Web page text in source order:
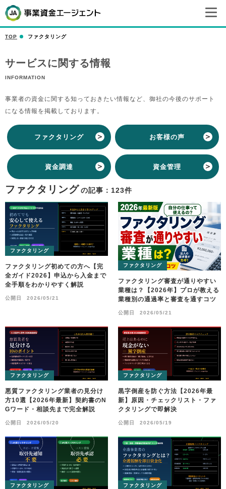
TOP ファクタリング
サービスに関する情報
INFORMATION
事業者の資金に関する知っておきたい情報など、御社の今後のサポート
になる情報を掲載しております。
ファクタリング お客様の声
資金調達 資金管理
ファクタリングの記事：123件
ファクタリング
ファクタリング初めての方へ【完
全ガイド2026】申込から入金まで
全手順をわかりやすく解説
公開日 2026/05/21
ファクタリング
ファクタリング審査が通りやすい
業種は？【2026年】プロが教える
業種別の通過率と審査を通すコツ
公開日 2026/05/21
ファクタリング
悪質ファクタリング業者の見分け
方10選【2026年最新】契約書のN
Gワード・相談先まで完全解説
公開日 2026/05/20
ファクタリング
黒字倒産を防ぐ方法【2026年最
新】原因・チェックリスト・ファ
クタリングで即解決
公開日 2026/05/19
ファクタリング ファクタリング